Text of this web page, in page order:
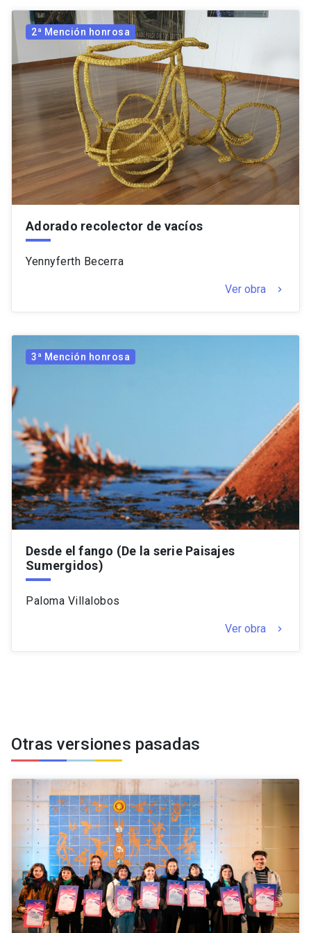
2ª Mención honrosa
Adorado recolector de vacíos
Yennyferth Becerra
Ver obra keyboard_arrow_right
3ª Mención honrosa
Desde el fango (De la serie Paisajes
Sumergidos)
Paloma Villalobos
Ver obra keyboard_arrow_right
Otras versiones pasadas